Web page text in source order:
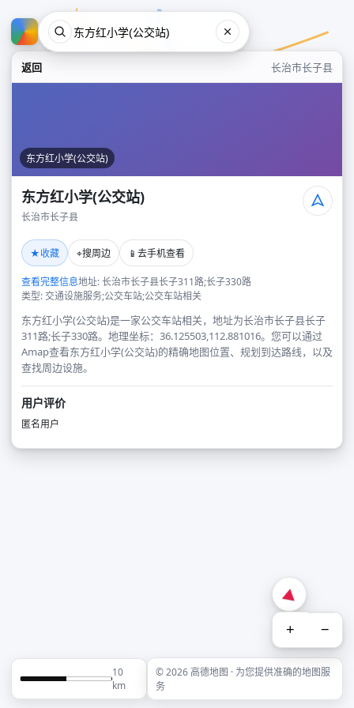
返回 长治市长子县
东方红小学(公交站)
东方红小学(公交站)
长治市长子县
★收藏 ⌖搜周边 📱 去手机查看
查看完整信息地址: 长治市长子县长子311路;长子330路
类型: 交通设施服务;公交车站;公交车站相关
东方红小学(公交站)是一家公交车站相关，地址为长治市长子县长子
311路;长子330路。地理坐标：36.125503,112.881016。您可以通过
Amap查看东方红小学(公交站)的精确地图位置、规划到达路线，以及
查找周边设施。
用户评价
匿名用户
+ −
10
km
© 2026 高德地图 · 为您提供准确的地图服
务